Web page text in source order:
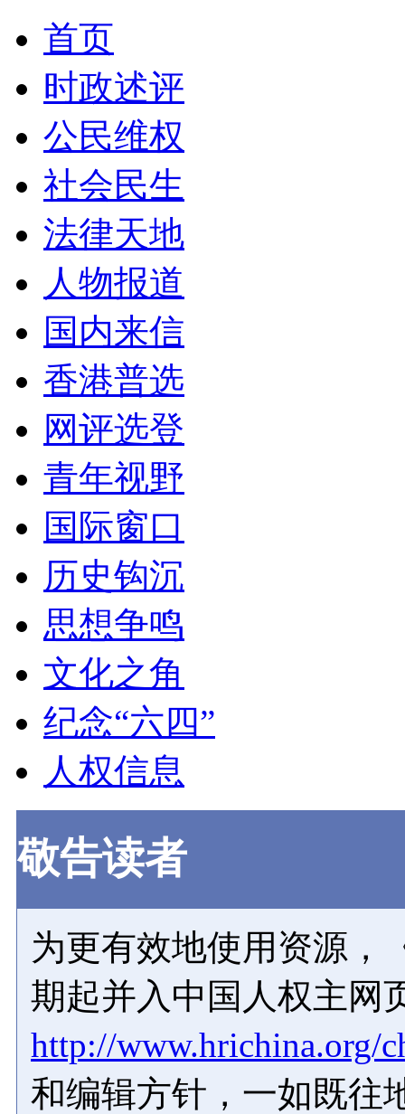
首页
时政述评
公民维权
社会民生
法律天地
人物报道
国内来信
香港普选
网评选登
青年视野
国际窗口
历史钩沉
思想争鸣
文化之角
纪念“六四”
人权信息
敬告读者
为更有效地使用资源，
期起并入中国人权主网
http://www.hrichina.org/
和编辑方针，一如既往